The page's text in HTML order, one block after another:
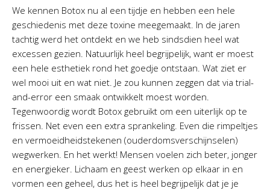
We kennen Botox nu al een tijdje en hebben een hele
geschiedenis met deze toxine meegemaakt. In de jaren
tachtig werd het ontdekt en we heb sindsdien heel wat
excessen gezien. Natuurlijk heel begrijpelijk, want er moest
een hele esthetiek rond het goedje ontstaan. Wat ziet er
wel mooi uit en wat niet. Je zou kunnen zeggen dat via trial-
and-error een smaak ontwikkelt moest worden.
Tegenwoordig wordt Botox gebruikt om een uiterlijk op te
frissen. Net even een extra sprankeling. Even die rimpeltjes
en vermoeidheidstekenen (ouderdomsverschijnselen)
wegwerken. En het werkt! Mensen voelen zich beter, jonger
en energieker. Lichaam en geest werken op elkaar in en
vormen een geheel, dus het is heel begrijpelijk dat je je